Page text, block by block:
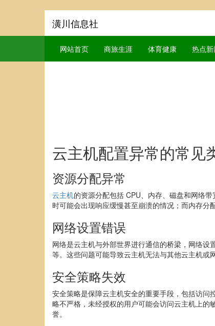
潢川信息社
网站首页 商旅生涯 体育健康 热点新
云主机配置异常的常见
资源分配异常
云主机的资源分配包括 CPU、内存、磁盘和网络
时可能会出现响应缓慢甚至崩溃的情况；而内存分
网络设置错误
网络是云主机与外部世界进行通信的桥梁，网络
等。这些问题可能导致云主机无法与其他云主机或
安全策略失效
安全策略是保障云主机安全的重要手段，包括访
略不严格，未经授权的用户可能会访问云主机上
誉。